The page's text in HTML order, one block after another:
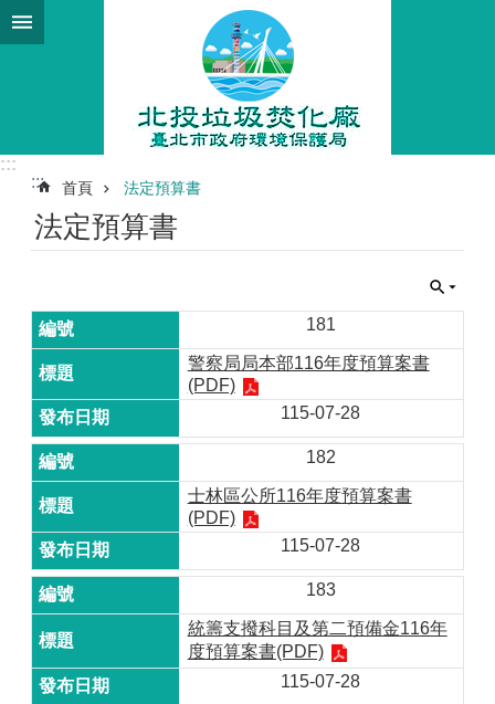
跳到主要內容區塊
:::
:::
首頁 法定預算書
法定預算書
181
警察局局本部116年度預算案書
(PDF)
115-07-28
182
士林區公所116年度預算案書
(PDF)
115-07-28
183
統籌支撥科目及第二預備金116年
度預算案書(PDF)
115-07-28